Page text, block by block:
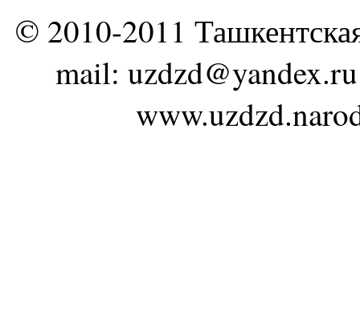
© 2010-2011
mail: